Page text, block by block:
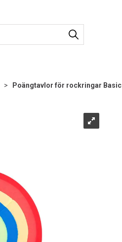
> Poängtavlor för rockringar Basic